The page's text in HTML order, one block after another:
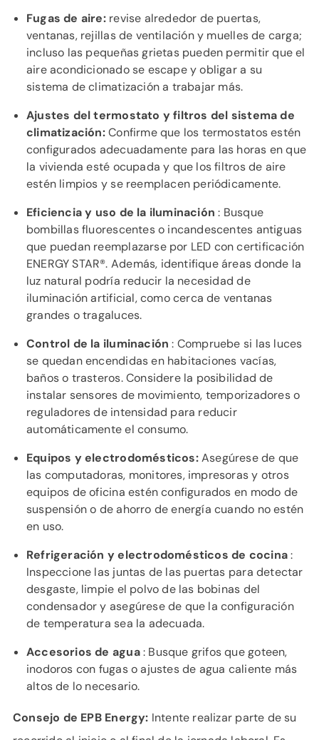
Fugas de aire:revise alrededor de puertas,
ventanas, rejillas de ventilación y muelles de carga;
incluso las pequeñas grietas pueden permitir que el
aire acondicionado se escape y obligar a su
sistema de climatización a trabajar más.
Ajustes del termostato y filtros del sistema de
climatización:Confirme que los termostatos estén
configurados adecuadamente para las horas en que
la vivienda esté ocupada y que los filtros de aire
estén limpios y se reemplacen periódicamente.
Eficiencia y uso de la iluminación : Busque
bombillas fluorescentes o incandescentes antiguas
que puedan reemplazarse por LED con certificación
ENERGY STAR®. Además, identifique áreas donde la
luz natural podría reducir la necesidad de
iluminación artificial, como cerca de ventanas
grandes o tragaluces.
Control de la iluminación : Compruebe si las luces
se quedan encendidas en habitaciones vacías,
baños o trasteros. Considere la posibilidad de
instalar sensores de movimiento, temporizadores o
reguladores de intensidad para reducir
automáticamente el consumo.
Equipos y electrodomésticos:Asegúrese de que
las computadoras, monitores, impresoras y otros
equipos de oficina estén configurados en modo de
suspensión o de ahorro de energía cuando no estén
en uso.
Refrigeración y electrodomésticos de cocina:
Inspeccione las juntas de las puertas para detectar
desgaste, limpie el polvo de las bobinas del
condensador y asegúrese de que la configuración
de temperatura sea la adecuada.
Accesorios de agua: Busque grifos que goteen,
inodoros con fugas o ajustes de agua caliente más
altos de lo necesario.
Consejo de EPB Energy: Intente realizar parte de su